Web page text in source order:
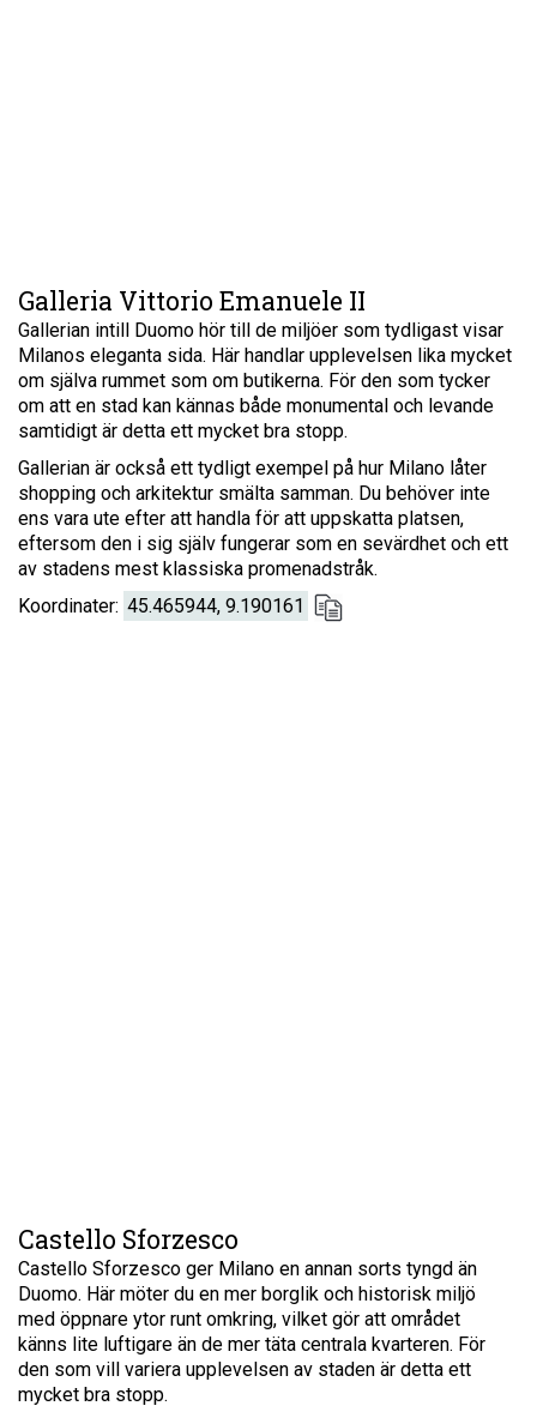
Galleria Vittorio Emanuele II
Gallerian intill Duomo hör till de miljöer som tydligast visar
Milanos eleganta sida. Här handlar upplevelsen lika mycket
om själva rummet som om butikerna. För den som tycker
om att en stad kan kännas både monumental och levande
samtidigt är detta ett mycket bra stopp.
Gallerian är också ett tydligt exempel på hur Milano låter
shopping och arkitektur smälta samman. Du behöver inte
ens vara ute efter att handla för att uppskatta platsen,
eftersom den i sig själv fungerar som en sevärdhet och ett
av stadens mest klassiska promenadstråk.
Koordinater: 45.465944, 9.190161
Castello Sforzesco
Castello Sforzesco ger Milano en annan sorts tyngd än
Duomo. Här möter du en mer borglik och historisk miljö
med öppnare ytor runt omkring, vilket gör att området
känns lite luftigare än de mer täta centrala kvarteren. För
den som vill variera upplevelsen av staden är detta ett
mycket bra stopp.